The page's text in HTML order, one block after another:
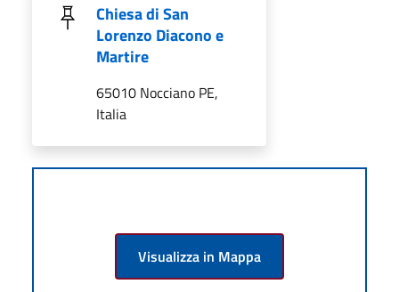
Chiesa di San
Lorenzo Diacono e
Martire
65010 Nocciano PE,
Italia
Visualizza in Mappa